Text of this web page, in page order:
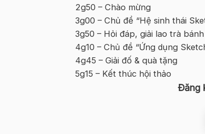
2g50 – Chào mừng
3g00 – Chủ đề “Hệ sinh thái
3g50 – Hỏi đáp, giải lao trà bánh
4g10 – Chủ đề “Ứng dụng
4g45 – Giải đố & quà tặng
5g15 – Kết thúc hội thảo
Đăng